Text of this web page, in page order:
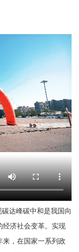
达峰碳中和是我国向
经济社会变革。实现
来，在国家一系列政